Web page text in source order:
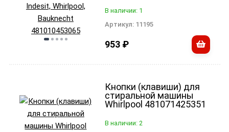
В наличии: 1
Артикул: 11195
953 ₽
Кнопки (клавиши) для
стиральной машины
Whirlpool 481071425351
В наличии: 2